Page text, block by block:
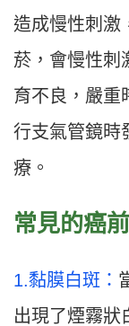
造成慢性刺激
菸，會慢性刺
育不良，嚴重
行支氣管鏡時
療。
常見的癌
1.黏膜白斑：
出現了煙霧狀